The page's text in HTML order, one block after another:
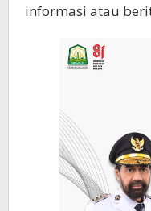
informasi atau